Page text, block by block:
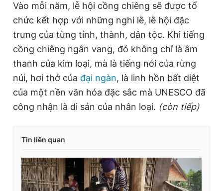
Vào mỗi năm, lễ hội cồng chiêng sẽ được tổ
chức kết hợp với những nghi lễ, lễ hội đặc
trưng của từng tỉnh, thành, dân tộc. Khi tiếng
cồng chiêng ngân vang, đó không chỉ là âm
thanh của kim loại, mà là tiếng nói của rừng
núi, hơi thở của đại ngàn, là linh hồn bất diệt
của một nền văn hóa đặc sắc mà UNESCO đã
công nhận là di sản của nhân loại. (còn tiếp)
Tin liên quan